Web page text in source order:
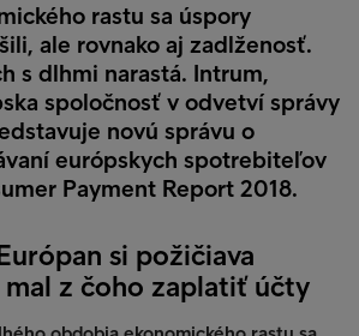
rastu sa úspory
ale rovnako aj zadlženosť.
s dlhmi narastá. Intrum,
spoločnosť v odvetví správy
novú správu o
európskych spotrebiteľov
Payment Report 2018.
si požičiava
mal z čoho zaplatiť účty